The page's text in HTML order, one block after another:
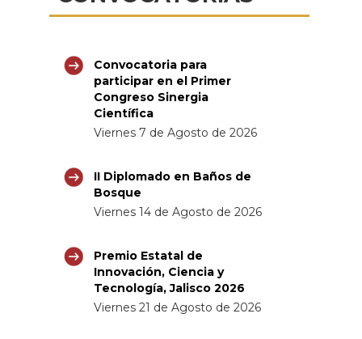
Convocatoria para
participar en el Primer
Congreso Sinergia
Científica
Viernes 7 de Agosto de 2026
II Diplomado en Baños de
Bosque
Viernes 14 de Agosto de 2026
Premio Estatal de
Innovación, Ciencia y
Tecnología, Jalisco 2026
Viernes 21 de Agosto de 2026